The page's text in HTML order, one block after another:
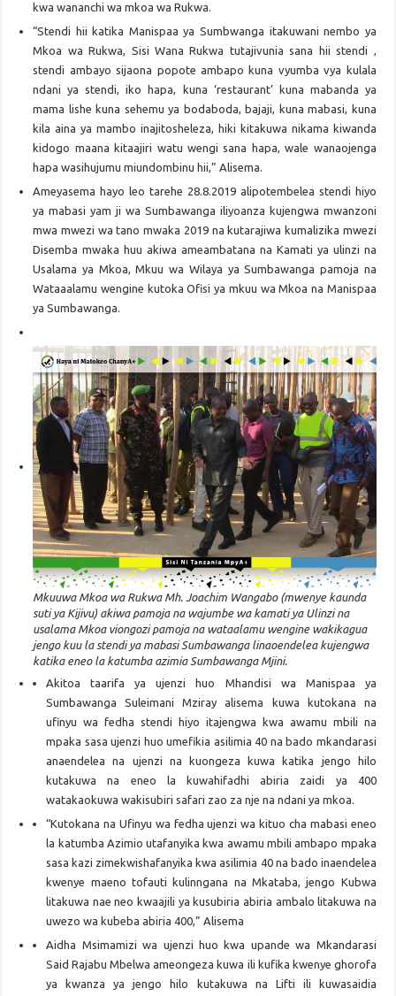
kwa wananchi wa mkoa wa Rukwa.
“Stendi hii katika Manispaa ya Sumbwanga itakuwani nembo ya
Mkoa wa Rukwa, Sisi Wana Rukwa tutajivunia sana hii stendi ,
stendi ambayo sijaona popote ambapo kuna vyumba vya kulala
ndani ya stendi, iko hapa, kuna ‘restaurant’ kuna mabanda ya
mama lishe kuna sehemu ya bodaboda, bajaji, kuna mabasi, kuna
kila aina ya mambo inajitosheleza, hiki kitakuwa nikama kiwanda
kidogo maana kitaajiri watu wengi sana hapa, wale wanaojenga
hapa wasihujumu miundombinu hii,” Alisema.
Ameyasema hayo leo tarehe 28.8.2019 alipotembelea stendi hiyo
ya mabasi yam ji wa Sumbawanga iliyoanza kujengwa mwanzoni
mwa mwezi wa tano mwaka 2019 na kutarajiwa kumalizika mwezi
Disemba mwaka huu akiwa ameambatana na Kamati ya ulinzi na
Usalama ya Mkoa, Mkuu wa Wilaya ya Sumbawanga pamoja na
Wataaalamu wengine kutoka Ofisi ya mkuu wa Mkoa na Manispaa
ya Sumbawanga.
Mkuuwa Mkoa wa Rukwa Mh. Joachim Wangabo (mwenye kaunda
suti ya Kijivu) akiwa pamoja na wajumbe wa kamati ya Ulinzi na
usalama Mkoa viongozi pamoja na wataalamu wengine wakikagua
jengo kuu la stendi ya mabasi Sumbawanga linaoendelea kujengwa
katika eneo la katumba azimia Sumbawanga Mjini.
Akitoa taarifa ya ujenzi huo Mhandisi wa Manispaa ya
Sumbawanga Suleimani Mziray alisema kuwa kutokana na
ufinyu wa fedha stendi hiyo itajengwa kwa awamu mbili na
mpaka sasa ujenzi huo umefikia asilimia 40 na bado mkandarasi
anaendelea na ujenzi na kuongeza kuwa katika jengo hilo
kutakuwa na eneo la kuwahifadhi abiria zaidi ya 400
watakaokuwa wakisubiri safari zao za nje na ndani ya mkoa.
“Kutokana na Ufinyu wa fedha ujenzi wa kituo cha mabasi eneo
la katumba Azimio utafanyika kwa awamu mbili ambapo mpaka
sasa kazi zimekwishafanyika kwa asilimia 40 na bado inaendelea
kwenye maeno tofauti kulinngana na Mkataba, jengo Kubwa
litakuwa nae neo kwaajili ya kusubiria abiria ambalo litakuwa na
uwezo wa kubeba abiria 400,” Alisema
Aidha Msimamizi wa ujenzi huo kwa upande wa Mkandarasi
Said Rajabu Mbelwa ameongeza kuwa ili kufika kwenye ghorofa
ya kwanza ya jengo hilo kutakuwa na Lifti ili kuwasaidia